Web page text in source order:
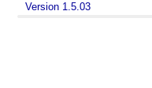
Version 1.5.03